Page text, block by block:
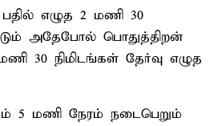
எழுத 2 மணி 30
அதேபோல் பொதுத்திறன்
30 நிமிடங்கள் தேர்வு எழுத
5 மணி நேரம் நடைபெறும்